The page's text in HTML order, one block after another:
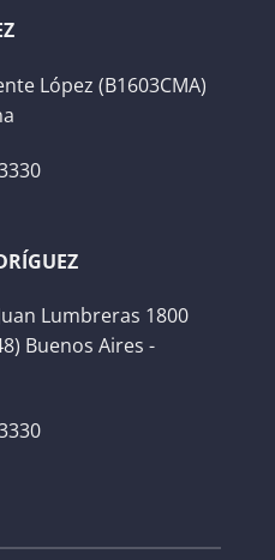
López (B1603CMA)
Lumbreras 1800
Buenos Aires -